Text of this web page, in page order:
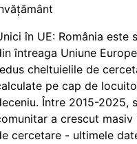
în UE: România este
întreaga Uniune
cheltuielile de
pe cap de
Între 2015-2025,
a crescut masiv
cercetare - ultimele